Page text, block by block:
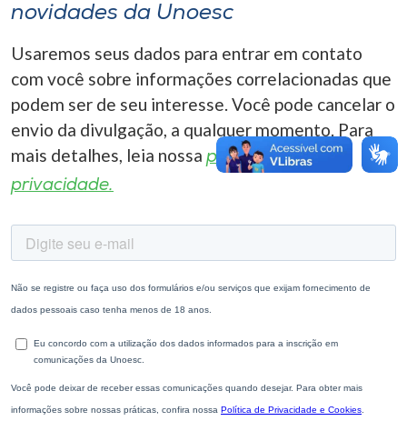
A+
A-
novidades da Unoesc
Usaremos seus dados para entrar em contato
com você sobre informações correlacionadas que
podem ser de seu interesse. Você pode cancelar o
envio da divulgação, a qualquer momento. Para
mais detalhes, leia nossa política de
privacidade.